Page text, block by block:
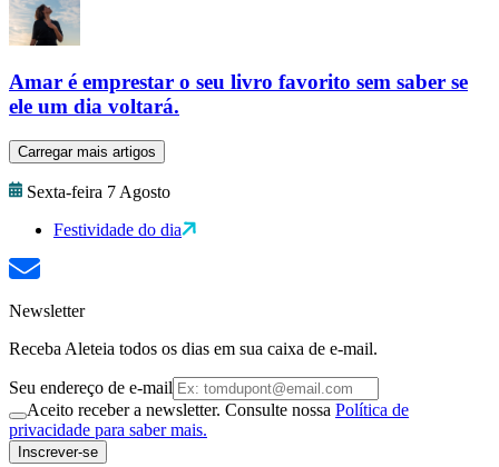
Amar é emprestar o seu livro favorito sem saber se
ele um dia voltará.
Carregar mais artigos
Sexta-feira 7 Agosto
Festividade do dia
Newsletter
Receba Aleteia todos os dias em sua caixa de e-mail.
Seu endereço de e-mail
Aceito receber a newsletter. Consulte nossa Política de
privacidade para saber mais.
Inscrever-se